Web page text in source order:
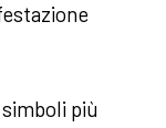
più